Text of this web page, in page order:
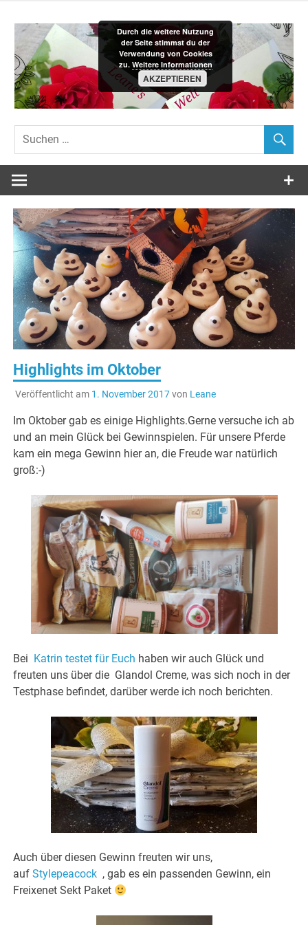
Inhalt
springen
Leane´s-
Welt
Highlights im Oktober
Veröffentlicht am 1. November 2017von Leane
Im Oktober gab es einige Highlights.Gerne versuche ich ab
und an mein Glück bei Gewinnspielen. Für unsere Pferde
kam ein mega Gewinn hier an, die Freude war natürlich
groß:-)
Bei Katrin testet für Euch haben wir auch Glück und
freuten uns über die Glandol Creme, was sich noch in der
Testphase befindet, darüber werde ich noch berichten.
Auch über diesen Gewinn freuten wir uns,
aufStylepeacock , gab es ein passenden Gewinn, ein
Freixenet Sekt Paket
Durch die weitere Nutzung
der Seite stimmst du der
Verwendung von Cookies
zu. Weitere Informationen
AKZEPTIEREN